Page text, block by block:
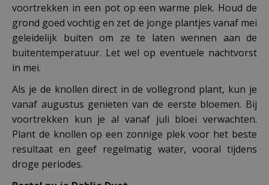
voortrekken in een pot op een warme plek. Houd de
grond goed vochtig en zet de jonge plantjes vanaf mei
geleidelijk buiten om ze te laten wennen aan de
buitentemperatuur. Let wel op eventuele nachtvorst
in mei.
Als je de knollen direct in de vollegrond plant, kun je
vanaf augustus genieten van de eerste bloemen. Bij
voortrekken kun je al vanaf juli bloei verwachten.
Plant de knollen op een zonnige plek voor het beste
resultaat en geef regelmatig water, vooral tijdens
droge periodes.